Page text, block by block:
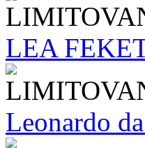
LEA
Leonardo